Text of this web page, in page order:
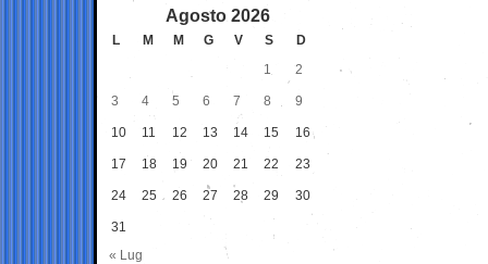
Agosto 2026
L M M G V S
D
1
2
3 4 5 6 7 8 9
10 11 12 13 14 15 16
17 18 19 20 21 22 23
24 25 26 27 28 29 30
31
« Lug